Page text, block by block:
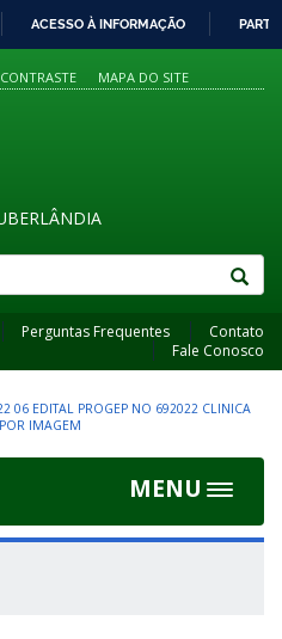
PARA
O
ACESSO À INFORMAÇÃO
MAPA DO SITE
Perguntas Frequentes
Contato
Fale Conosco
06 EDITAL PROGEP NO 692022 CLINICA
IMAGEM
MENU
Toggle